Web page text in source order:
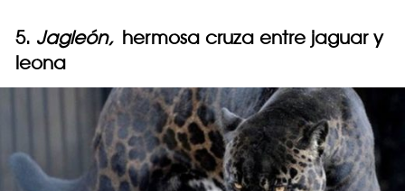
5. Jagleón, hermosa cruza entre jaguar y
leona